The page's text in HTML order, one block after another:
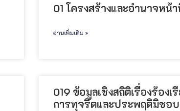
01 โครงสร้างและอํานาจหน้
อ่านเพิ่มเติม »
019 ข้อมูลเชิงสถิติเรื่องร้องเ
การทุจริตและประพฤติมิชอบ